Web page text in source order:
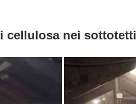
cellulosa nei sottotetti